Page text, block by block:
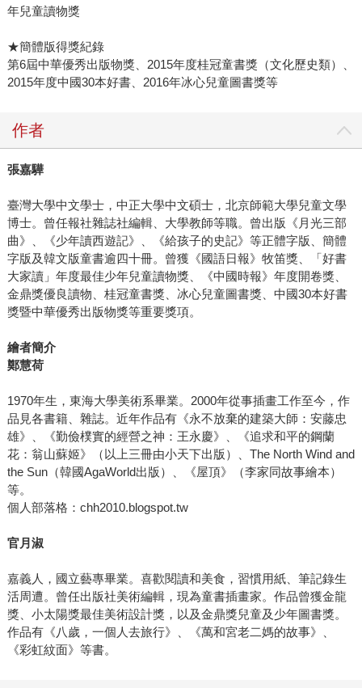
年兒童讀物獎
★簡體版得獎紀錄
第6屆中華優秀出版物獎、2015年度桂冠童書獎（文化歷史類）、
2015年度中國30本好書、2016年冰心兒童圖書獎等
作者
張嘉驊
臺灣大學中文學士，中正大學中文碩士，北京師範大學兒童文學
博士。曾任報社雜誌社編輯、大學教師等職。曾出版《月光三部
曲》、《少年讀西遊記》、《給孩子的史記》等正體字版、簡體
字版及韓文版童書逾四十冊。曾獲《國語日報》牧笛獎、「好書
大家讀」年度最佳少年兒童讀物獎、《中國時報》年度開卷獎、
金鼎獎優良讀物、桂冠童書獎、冰心兒童圖書獎、中國30本好書
獎暨中華優秀出版物獎等重要獎項。
繪者簡介
鄭慧荷
1970年生，東海大學美術系畢業。2000年從事插畫工作至今，作
品見各書籍、雜誌。近年作品有《永不放棄的建築大師：安藤忠
雄》、《勤儉樸實的經營之神：王永慶》、《追求和平的鋼蘭
花：翁山蘇姬》（以上三冊由小天下出版）、The North Wind and
the Sun（韓國AgaWorld出版）、《屋頂》（李家同故事繪本）
等。
個人部落格：chh2010.blogspot.tw
官月淑
嘉義人，國立藝專畢業。喜歡閱讀和美食，習慣用紙、筆記錄生
活周遭。曾任出版社美術編輯，現為童書插畫家。作品曾獲金龍
獎、小太陽獎最佳美術設計獎，以及金鼎獎兒童及少年圖書獎。
作品有《八歲，一個人去旅行》、《萬和宮老二媽的故事》、
《彩虹紋面》等書。